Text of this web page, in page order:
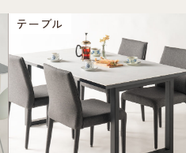
テーブル